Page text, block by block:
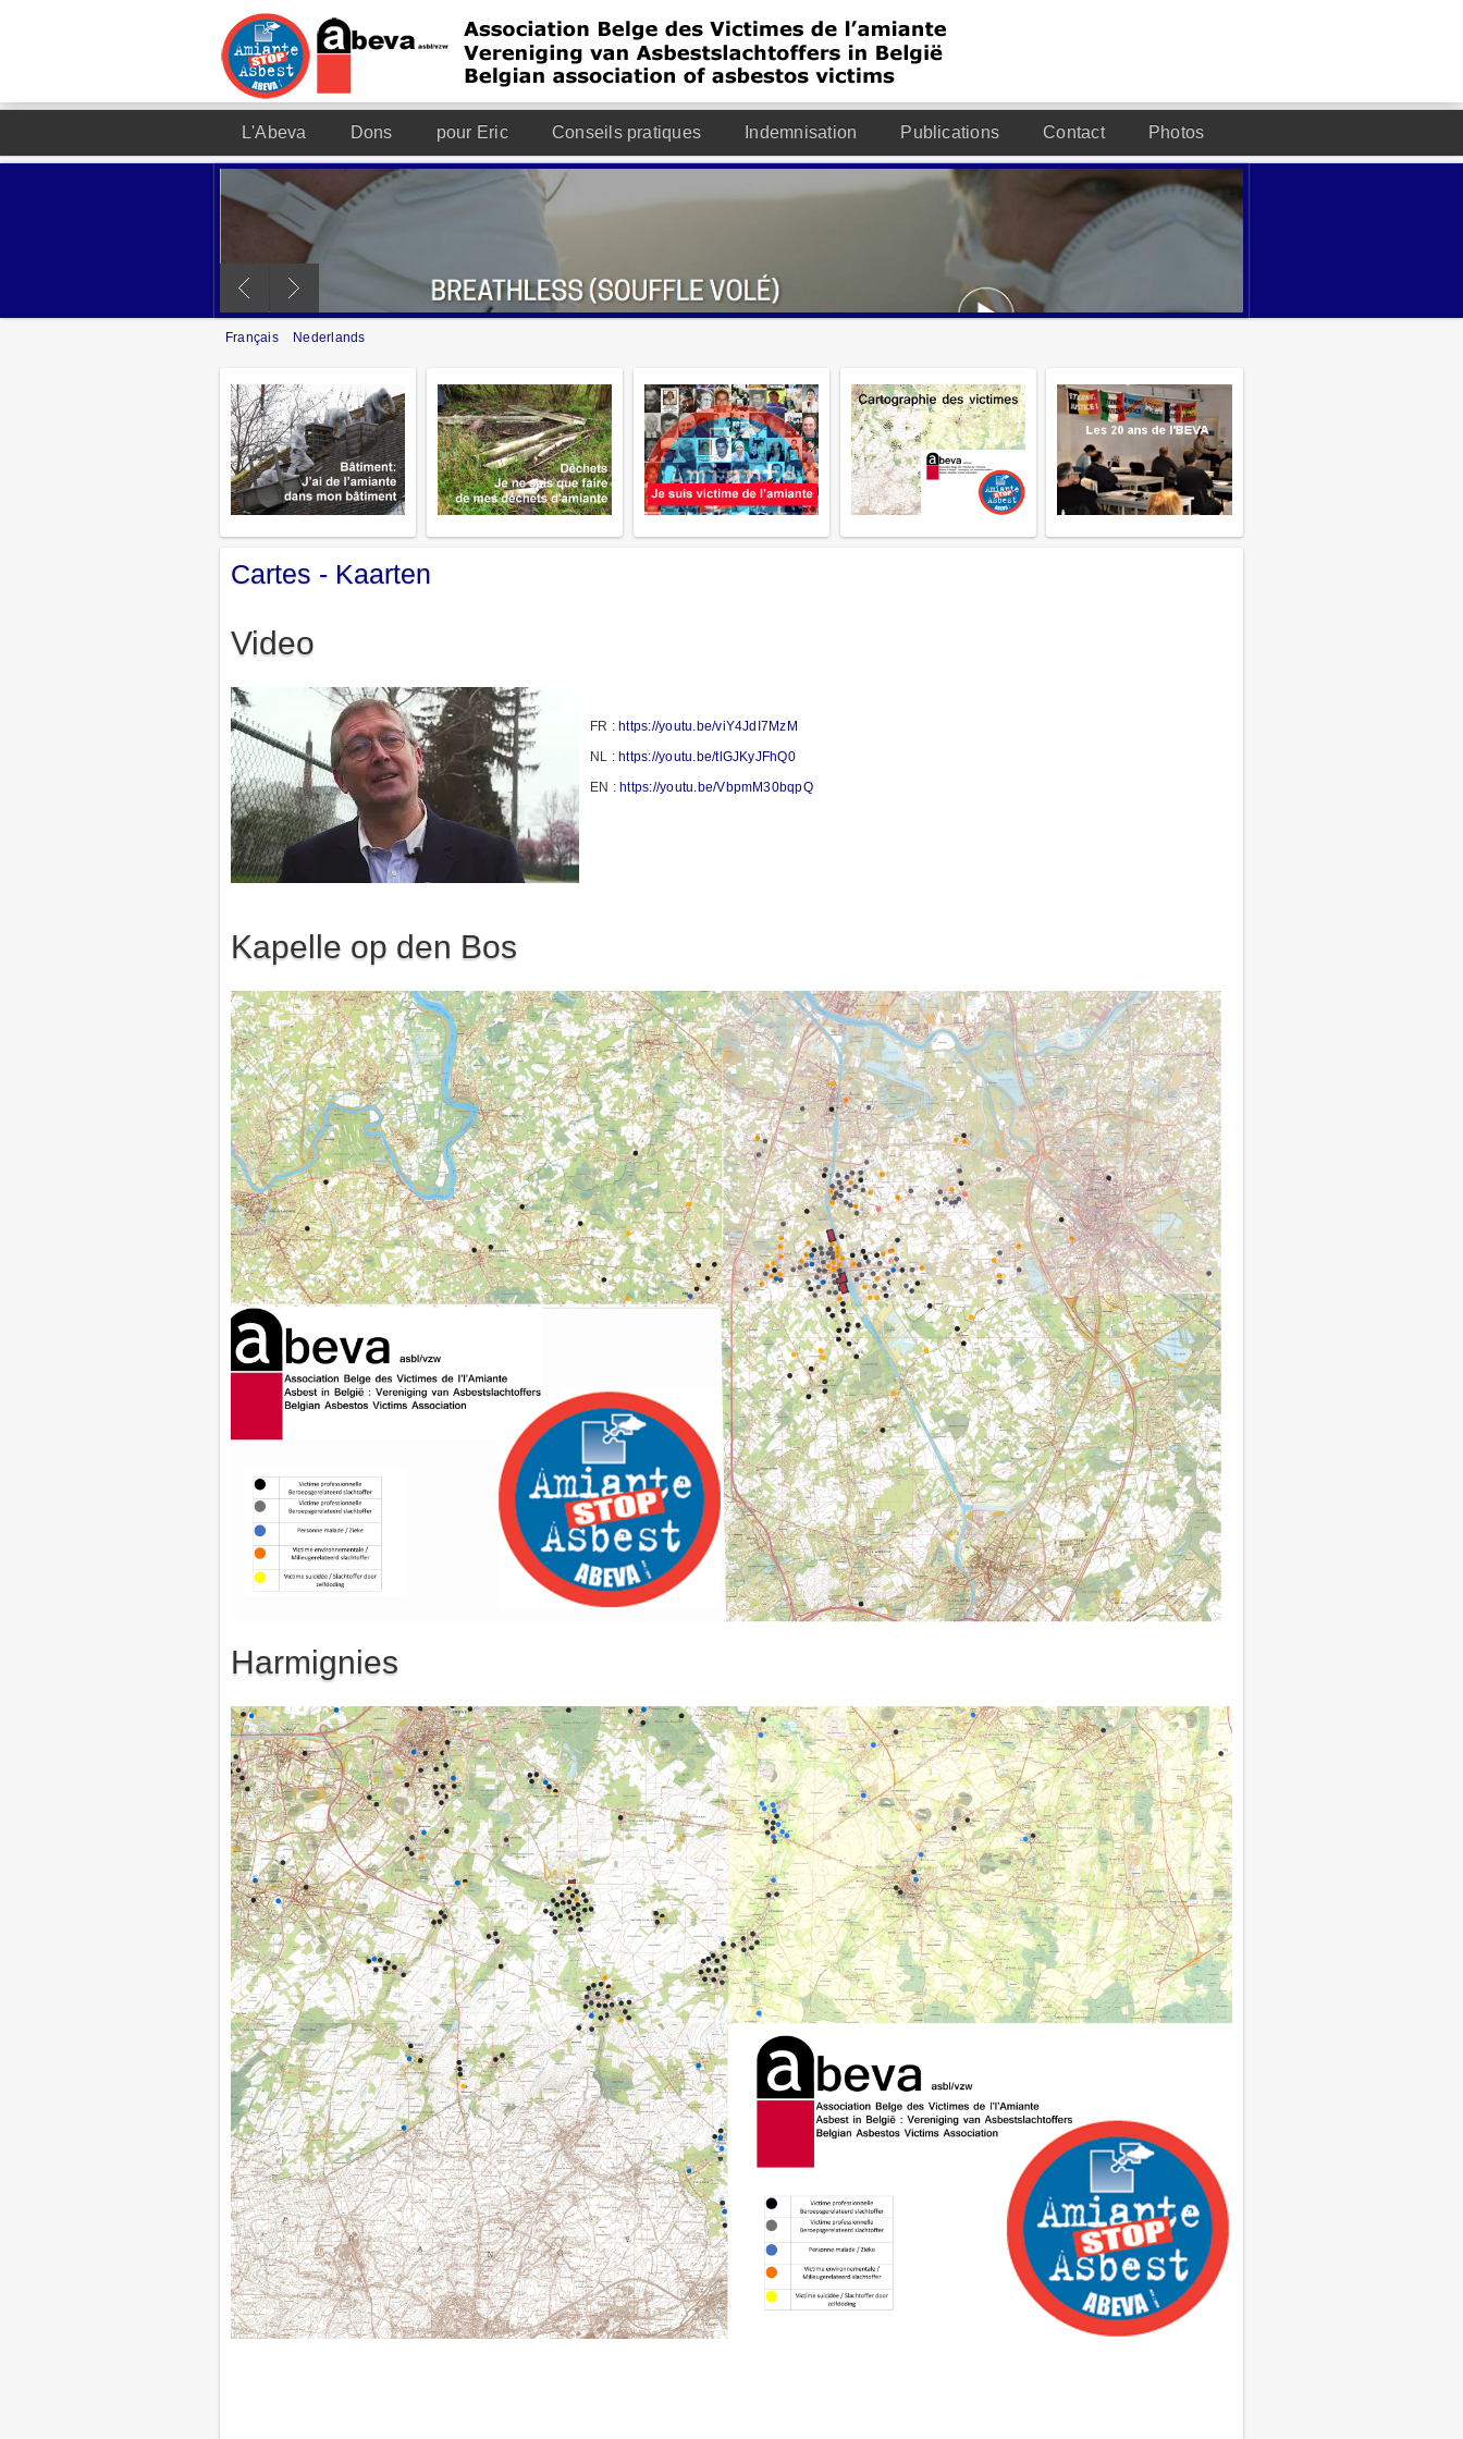
L'Abeva Dons pour Eric Conseils pratiques Indemnisation Publications Contact Photos
Français Nederlands
Cartes - Kaarten
Video
FR :https://youtu.be/viY4JdI7MzM
NL :https://youtu.be/tlGJKyJFhQ0
EN :https://youtu.be/VbpmM30bqpQ
Kapelle op den Bos
Harmignies